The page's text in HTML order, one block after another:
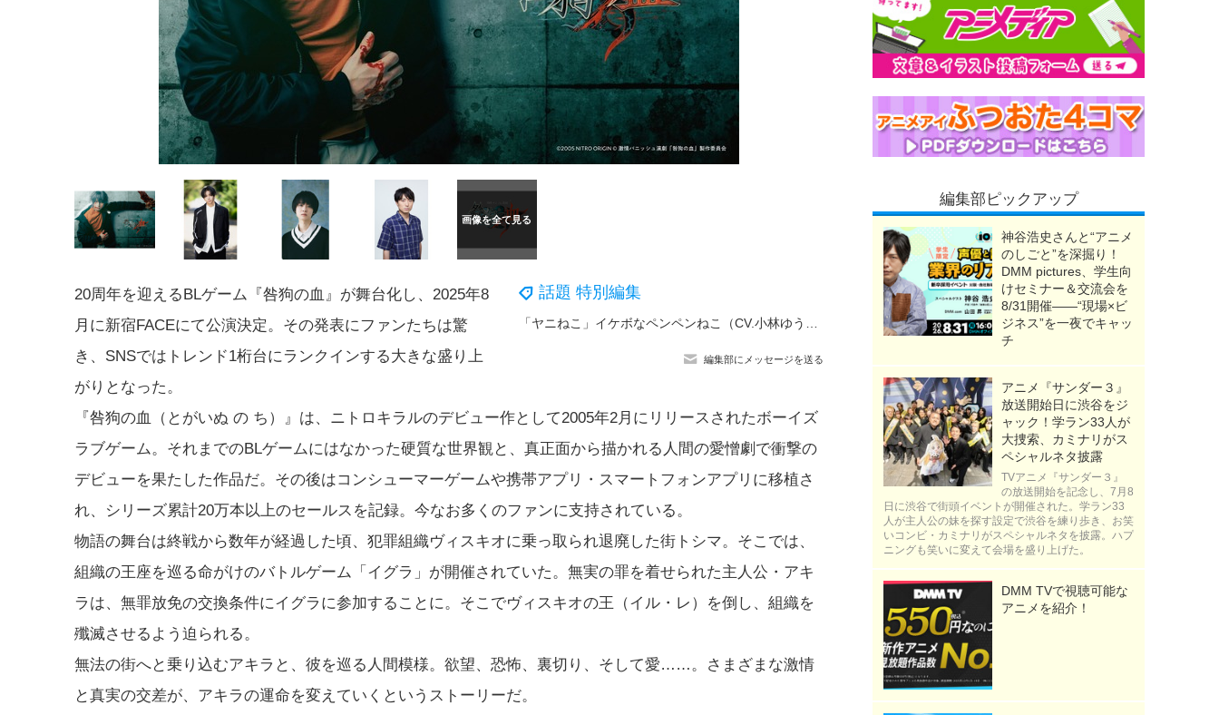
話題 特別編集
編集部にメッセージを送る
20周年を迎えるBLゲーム『咎狗の血』が舞台化し、2025年8
月に新宿FACEにて公演決定。その発表にファンたちは驚
き、SNSではトレンド1桁台にランクインする大きな盛り上
がりとなった。
『咎狗の血（とがいぬ の ち）』は、ニトロキラルのデビュー作として2005年2月にリリースされたボーイズ
ラブゲーム。それまでのBLゲームにはなかった硬質な世界観と、真正面から描かれる人間の愛憎劇で衝撃の
デビューを果たした作品だ。その後はコンシューマーゲームや携帯アプリ・スマートフォンアプリに移植さ
れ、シリーズ累計20万本以上のセールスを記録。今なお多くのファンに支持されている。
物語の舞台は終戦から数年が経過した頃、犯罪組織ヴィスキオに乗っ取られ退廃した街トシマ。そこでは、
組織の王座を巡る命がけのバトルゲーム「イグラ」が開催されていた。無実の罪を着せられた主人公・アキ
ラは、無罪放免の交換条件にイグラに参加することに。そこでヴィスキオの王（イル・レ）を倒し、組織を
殲滅させるよう迫られる。
無法の街へと乗り込むアキラと、彼を巡る人間模様。欲望、恐怖、裏切り、そして愛……。さまざまな激情
と真実の交差が、アキラの運命を変えていくというストーリーだ。
編集部ピックアップ
神谷浩史さんと“アニメ
のしごと”を深掘り！
DMM pictures、学生向
けセミナー＆交流会を
8/31開催――“現場×ビ
ジネス”を一夜でキャッ
チ
アニメ『サンダー３』
放送開始日に渋谷をジ
ャック！学ラン33人が
大捜索、カミナリがス
ペシャルネタ披露
TVアニメ『サンダー３』
の放送開始を記念し、7月8
日に渋谷で街頭イベントが開催された。学ラン33
人が主人公の妹を探す設定で渋谷を練り歩き、お笑
いコンビ・カミナリがスペシャルネタを披露。ハプ
ニングも笑いに変えて会場を盛り上げた。
DMM TVで視聴可能な
アニメを紹介！